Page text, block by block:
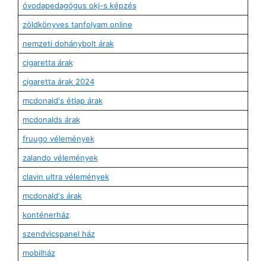
óvodapedagógus okj-s képzés
zöldkönyves tanfolyam online
nemzeti dohánybolt árak
cigaretta árak
cigaretta árak 2024
mcdonald's étlap árak
mcdonalds árak
fruugo vélemények
zalando vélemények
clavin ultra vélemények
mcdonald's árak
konténerház
szendvicspanel ház
mobilház